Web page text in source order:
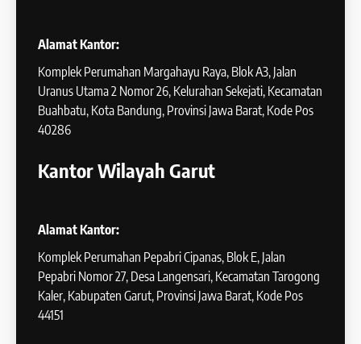
Alamat Kantor:
Komplek Perumahan Margahayu Raya, Blok A3, Jalan
Uranus Utama 2 Nomor 26, Kelurahan Sekejati, Kecamatan
Buahbatu, Kota Bandung, Provinsi Jawa Barat, Kode Pos
40286
Kantor Wilayah Garut
Alamat Kantor:
Komplek Perumahan Pepabri Cipanas, Blok E, Jalan
Pepabri Nomor 27, Desa Langensari, Kecamatan Tarogong
Kaler, Kabupaten Garut, Provinsi Jawa Barat, Kode Pos
44151